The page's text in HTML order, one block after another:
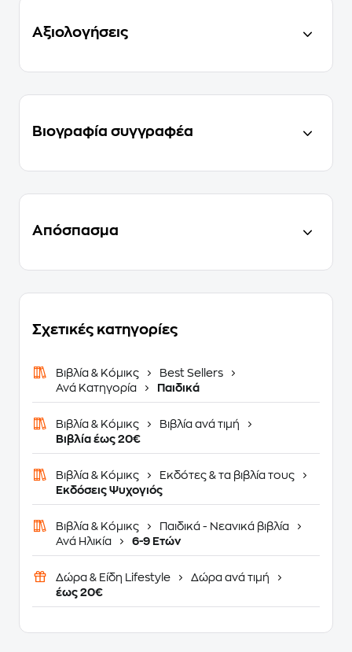
Αξιολογήσεις
Βιογραφία συγγραφέα
Απόσπασμα
Σχετικές κατηγορίες
Βιβλία & Κόμικς
Best Sellers
Ανά Κατηγορία
Παιδικά
Βιβλία & Κόμικς
Βιβλία ανά τιμή
Βιβλία έως 20€
Βιβλία & Κόμικς
Εκδότες & τα βιβλία τους
Εκδόσεις Ψυχογιός
Βιβλία & Κόμικς
Παιδικά - Νεανικά βιβλία
Ανά Ηλικία
6-9 Ετών
Δώρα & Είδη Lifestyle
Δώρα ανά τιμή
έως 20€